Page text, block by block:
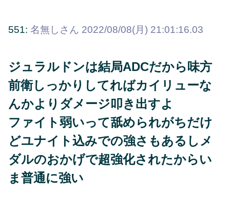
551: 名無しさん 2022/08/08(月) 21:01:16.03
ジュラルドンは結局ADCだから味方
前衛しっかりしてればカイリューな
んかよりダメージ叩き出すよ
ファイト弱いって舐められがちだけ
どユナイト込みでの強さもあるしメ
ダルのおかげで超強化されたからい
ま普通に強い